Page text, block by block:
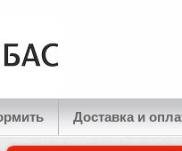
Доставка и